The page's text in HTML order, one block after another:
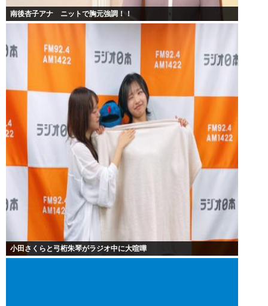
南後杏子アナ ニットで胸元強調！！
小田さくらと弓桁朱琴がラジオ中に大喧嘩